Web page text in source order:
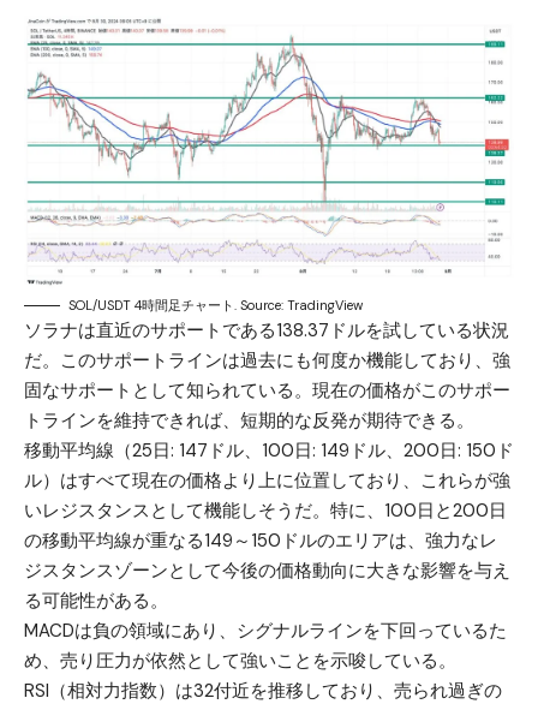
SOL/USDT 4時間足チャート. Source: TradingView
ソラナは直近のサポートである138.37ドルを試している状況
だ。このサポートラインは過去にも何度か機能しており、強
固なサポートとして知られている。現在の価格がこのサポー
トラインを維持できれば、短期的な反発が期待できる。
移動平均線（25日: 147ドル、100日: 149ドル、200日: 150ド
ル）はすべて現在の価格より上に位置しており、これらが強
いレジスタンスとして機能しそうだ。特に、100日と200日
の移動平均線が重なる149～150ドルのエリアは、強力なレ
ジスタンスゾーンとして今後の価格動向に大きな影響を与え
る可能性がある。
MACDは負の領域にあり、シグナルラインを下回っているた
め、売り圧力が依然として強いことを示唆している。
RSI（相対力指数）は32付近を推移しており、売られ過ぎの